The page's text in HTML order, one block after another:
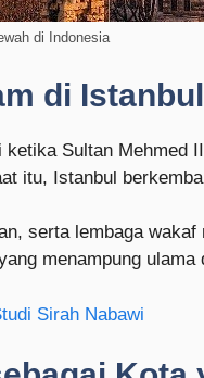
di Indonesia
di Istanbul
ketika Sultan Mehmed
itu, Istanbul
serta lembaga
menampung
Sirah Nabawi